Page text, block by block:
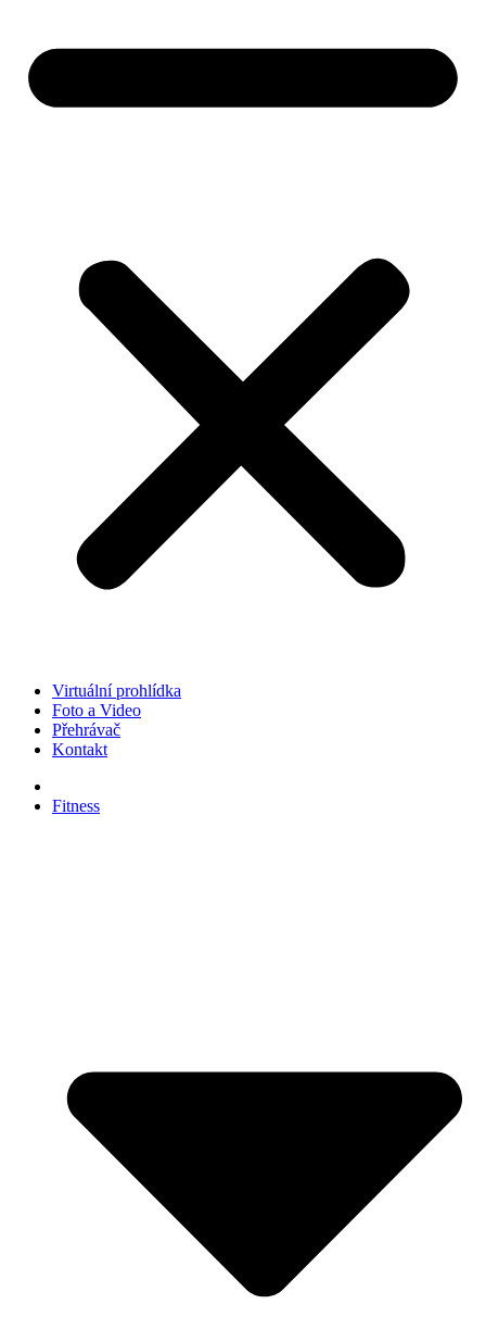
Virtuální prohlídka
Foto a Video
Přehrávač
Kontakt
Fitness